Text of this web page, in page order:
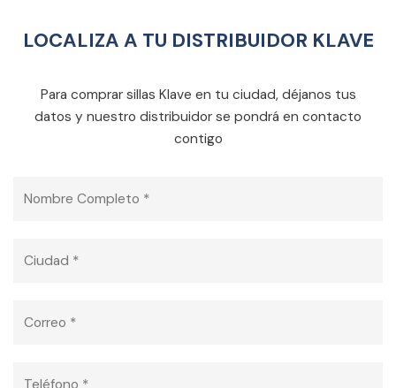
LOCALIZA A TU DISTRIBUIDOR KLAVE
Para comprar sillas Klave en tu ciudad, déjanos tus
datos y nuestro distribuidor se pondrá en contacto
contigo